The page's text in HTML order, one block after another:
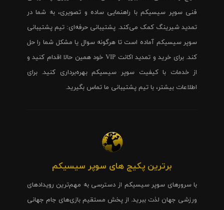
فنی سوپر سیسیکم با راهنمایی ساده و تصویری، به شما در
تمدید شیرینگ کمک می‌کند. پشتیبانی حرفه‌ای: تیم پشتیبانی
سوپر سیسیکم آماده است تا هرگونه سوال یا مشکل شما را حل
کند. برای خرید و تمدید اکانت VIP خود همین حالا اقدام کنید و
از خدمات با کیفیت سوپر سیسیکم بهره‌برداری کنید. برای
اطلاعات بیشتر، با تیم پشتیبانی ما تماس بگیرید.
برترین پکیج های سوپر سیسیکم
با سرورهای سوپر سیسیکم از دسترسی به مهم‌ترین رویدادهای
ورزشی جهان لذت ببرید. از پخش مستقیم بازی‌های جام جهانی